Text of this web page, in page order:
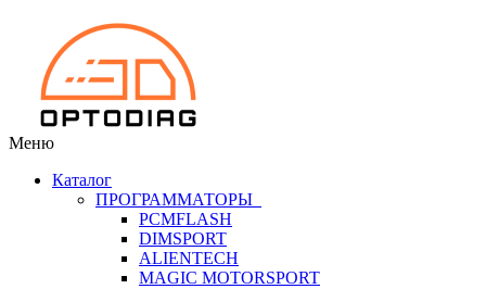
Меню
Каталог
ПРОГРАММАТОРЫ
PCMFLASH
DIMSPORT
ALIENTECH
MAGIC MOTORSPORT